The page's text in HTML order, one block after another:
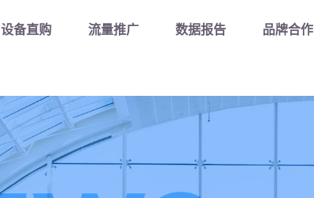
Kaiyun控股有限公司-二手工程机械交易平台/官方入口
设备直购 流量推广 数据报告 品牌合作